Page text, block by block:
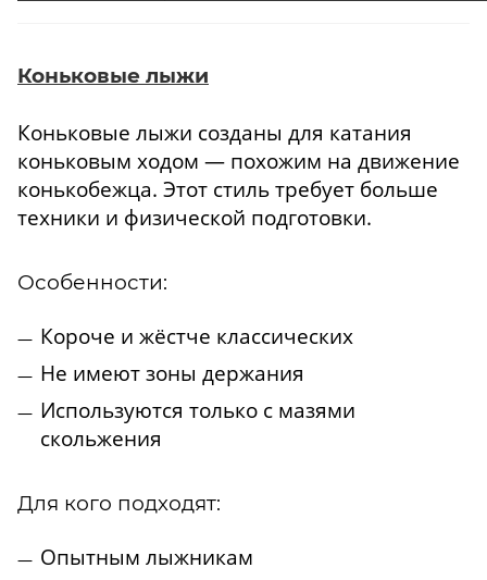
Коньковые лыжи
Коньковые лыжи созданы для катания
коньковым ходом — похожим на движение
конькобежца. Этот стиль требует больше
техники и физической подготовки.
Особенности:
Короче и жёстче классических
Не имеют зоны держания
Используются только с мазями
скольжения
Для кого подходят:
Опытным лыжникам